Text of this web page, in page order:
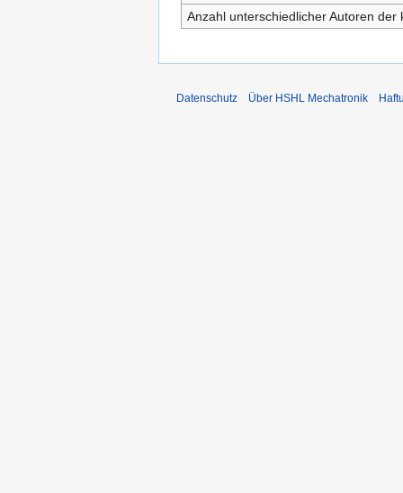
Anzahl unterschiedlicher Autoren
Datenschutz Über HSHL Mechatronik